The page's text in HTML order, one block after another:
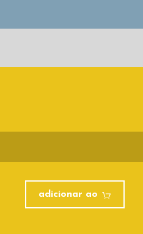
adicionar ao